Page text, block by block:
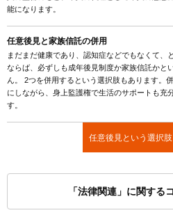
能になります。
任意後見と家族信託の併用
まだまだ健康であり、認知症などでもなくて、
ならば、必ずしも成年後見制度か家族信託かと
ん。 2つを併用するという選択肢もあります。
にしながら、身上監護権で生活のサポートも充
す。
任意後見という選択
「法律関連」に関する